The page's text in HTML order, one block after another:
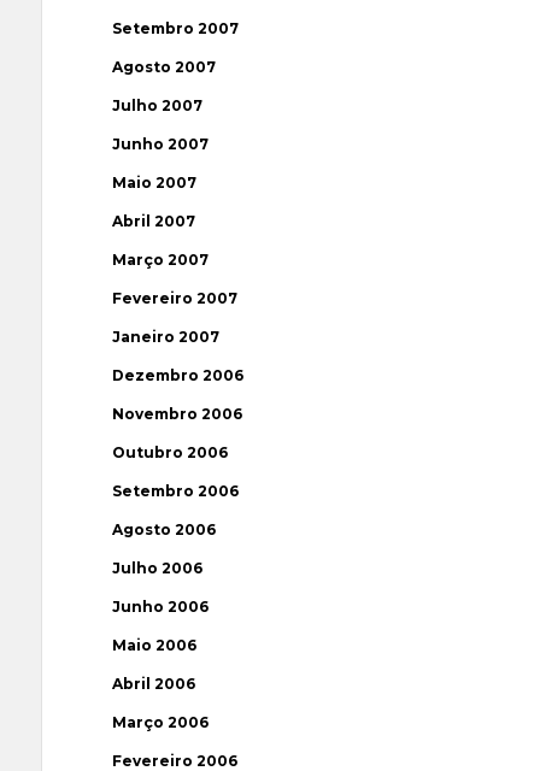
Setembro 2007
Agosto 2007
Julho 2007
Junho 2007
Maio 2007
Abril 2007
Março 2007
Fevereiro 2007
Janeiro 2007
Dezembro 2006
Novembro 2006
Outubro 2006
Setembro 2006
Agosto 2006
Julho 2006
Junho 2006
Maio 2006
Abril 2006
Março 2006
Fevereiro 2006